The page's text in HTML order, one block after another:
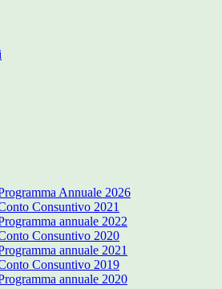
Annuale 2026
Consuntivo 2021
annuale 2022
Consuntivo 2020
annuale 2021
Consuntivo 2019
annuale 2020